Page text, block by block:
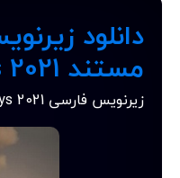
دانلود
مستند Fireboys 2021
زیرنویس فارسی Fireboys 2021